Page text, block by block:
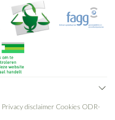
Privacy disclaimer Cookies ODR-